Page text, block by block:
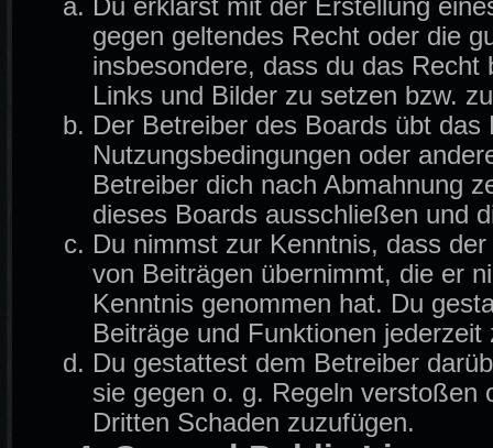
Du erklärst mit der Erstellung
gegen geltendes Recht oder die
insbesondere, dass du das
Links und Bilder zu setzen bzw.
Der Betreiber des Boards übt
Nutzungsbedingungen oder
Betreiber dich nach Abmahnung
dieses Boards ausschließen und
Du nimmst zur Kenntnis, dass
von Beiträgen übernimmt, die er
Kenntnis genommen hat. Du
Beiträge und Funktionen
Du gestattest dem Betreiber
sie gegen o. g. Regeln verstoßen
Dritten Schaden zuzufügen.